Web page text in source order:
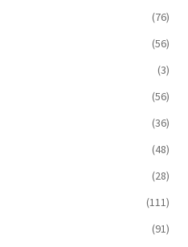
(76)
(56)
(3)
(56)
(36)
(48)
(28)
(111)
(91)